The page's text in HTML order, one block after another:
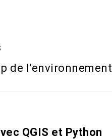
de l’environnement
QGIS et Python